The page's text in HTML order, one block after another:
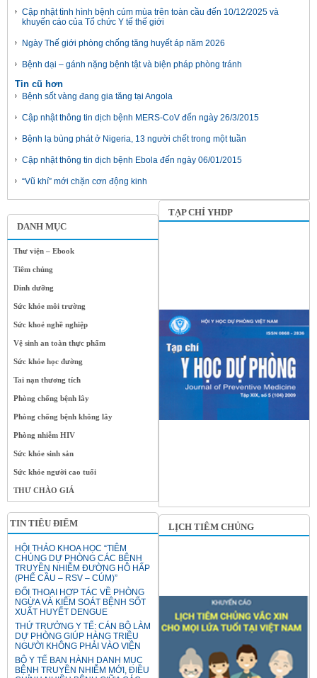
DANH MỤC
Thư viện – Ebook
Tiêm chủng
Dinh dưỡng
Sức khỏe môi trường
Sức khoẻ nghề nghiệp
Vệ sinh an toàn thực phẩm
Sức khỏe học đường
Tai nạn thương tích
Phòng chống bệnh lây
Phòng chống bệnh không lây
Phòng nhiễm HIV
Sức khỏe sinh sản
Sức khỏe người cao tuổi
THƯ CHÀO GIÁ
TIN TIÊU ĐIỂM
HỘI THẢO KHOA HỌC “TIÊM
CHỦNG DỰ PHÒNG CÁC BỆNH
TRUYỀN NHIỄM ĐƯỜNG HÔ HẤP
(PHẾ CẦU – RSV – CÚM)”
ĐỐI THOẠI HỢP TÁC VỀ PHÒNG
NGỪA VÀ KIỂM SOÁT BỆNH SỐT
XUẤT HUYẾT DENGUE
THỨ TRƯỞNG Y TẾ: CÁN BỘ LÀM
DỰ PHÒNG GIÚP HÀNG TRIỆU
NGƯỜI KHÔNG PHẢI VÀO VIỆN
BỘ Y TẾ BAN HÀNH DANH MỤC
BỆNH TRUYỀN NHIỄM MỚI, ĐIỀU
Cập nhật tình hình bệnh cúm mùa trên toàn cầu đến 10/12/2025 và
khuyến cáo của Tổ chức Y tế thế giới
Ngày Thế giới phòng chống tăng huyết áp năm 2026
Bệnh dại – gánh nặng bệnh tật và biện pháp phòng tránh
Tin cũ hơn
Bệnh sốt vàng đang gia tăng tại Angola
Cập nhật thông tin dịch bệnh MERS-CoV đến ngày 26/3/2015
Bệnh lạ bùng phát ở Nigeria, 13 người chết trong một tuần
Cập nhật thông tin dịch bệnh Ebola đến ngày 06/01/2015
“Vũ khí” mới chặn cơn động kinh
TẠP CHÍ YHDP
LỊCH TIÊM CHỦNG